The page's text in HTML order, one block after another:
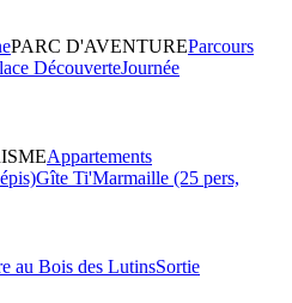
PARC D'AVENTUREParcours
DécouverteJournée
Appartements
Gîte Ti'Marmaille (25 pers,
au Bois des LutinsSortie